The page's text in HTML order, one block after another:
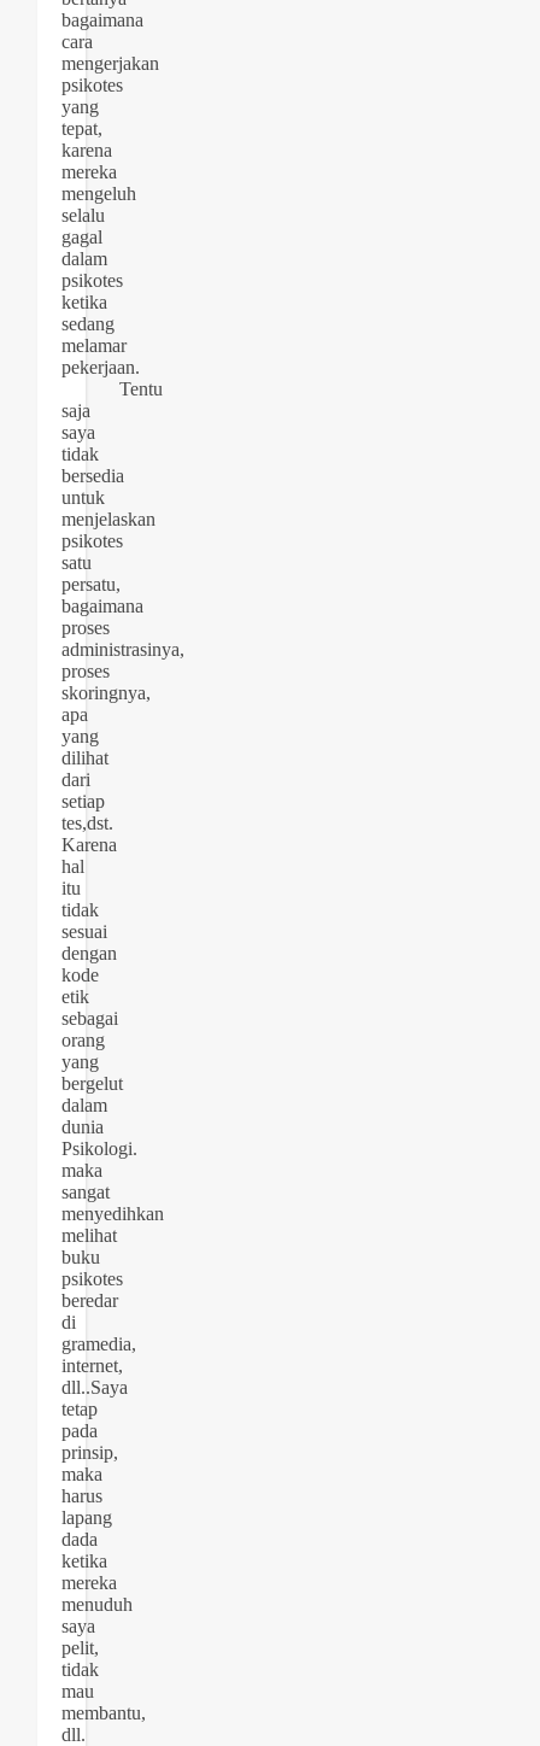
bagaimana
cara
mengerjakan
psikotes
yang
tepat,
karena
mereka
mengeluh
selalu
gagal
dalam
psikotes
ketika
sedang
melamar
pekerjaan.
Tentu
saja
saya
tidak
bersedia
untuk
menjelaskan
psikotes
satu
persatu,
bagaimana
proses
administrasinya,
proses
skoringnya,
apa
yang
dilihat
dari
setiap
tes,dst.
Karena
hal
itu
tidak
sesuai
dengan
kode
etik
sebagai
orang
yang
bergelut
dalam
dunia
Psikologi.
maka
sangat
menyedihkan
melihat
buku
psikotes
beredar
di
gramedia,
internet,
dll..Saya
tetap
pada
prinsip,
maka
harus
lapang
dada
ketika
mereka
menuduh
saya
pelit,
tidak
mau
membantu,
dll.